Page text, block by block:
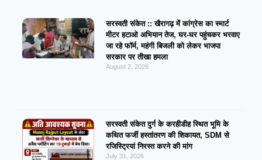
सरस्वती संकेत :: खैरागढ़ में कांग्रेस का स्मार्ट
मीटर हटाओ अभियान तेज, घर-घर पहुंचकर भरवाए
जा रहे फॉर्म, महंगी बिजली को लेकर भाजपा
सरकार पर तीखा हमला
August 2, 2026
सरस्वती संकेत दुर्ग के करहीडीह स्थित भूमि के
कथित फर्जी हस्तांतरण की शिकायत, SDM से
रजिस्ट्रियां निरस्त करने की मांग
July 31, 2026